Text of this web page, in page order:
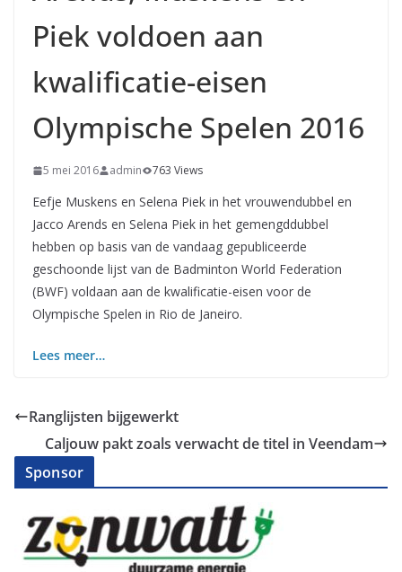
Piek voldoen aan
kwalificatie-eisen
Olympische Spelen 2016
5 mei 2016 admin 763 Views
Eefje Muskens en Selena Piek in het vrouwendubbel en
Jacco Arends en Selena Piek in het gemengddubbel
hebben op basis van de vandaag gepubliceerde
geschoonde lijst van de Badminton World Federation
(BWF) voldaan aan de kwalificatie-eisen voor de
Olympische Spelen in Rio de Janeiro.
Lees meer…
Ranglijsten bijgewerkt
Caljouw pakt zoals verwacht de titel in Veendam
Sponsor